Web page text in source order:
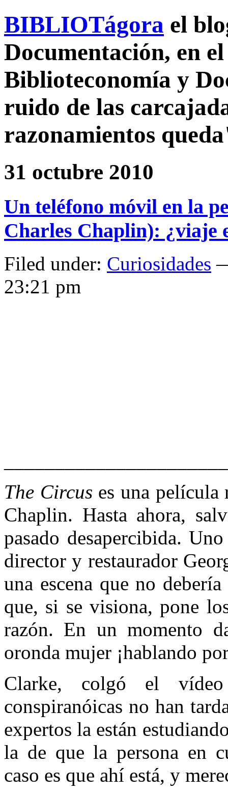
BIBLIOTágora el
Documentación, en
Biblioteconomía y
ruido de las
razonamientos
31 octubre 2010
Un teléfono móvil en la
Charles Chaplin): ¿viaje
Filed under: Curiosidades
23:21 pm
The Circus es una película
Chaplin. Hasta ahora,
pasado desapercibida.
director y restaurador
una escena que no
que, si se visiona, pone
razón. En un momento
oronda mujer ¡hablando
Clarke, colgó el
conspiranóicas no han
expertos la están
la de que la persona en
caso es que ahí está, y